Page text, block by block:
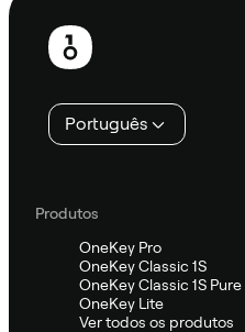
Rodapé
Português
Produtos
OneKey Pro
OneKey Classic 1S
OneKey Classic 1S Pure
OneKey Lite
Ver todos os produtos